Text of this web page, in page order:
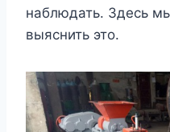
наблюдать. Здесь
выяснить это.